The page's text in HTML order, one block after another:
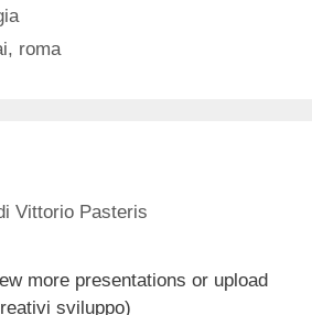
, roma
Vittorio Pasteris
more presentations or upload
sviluppo)